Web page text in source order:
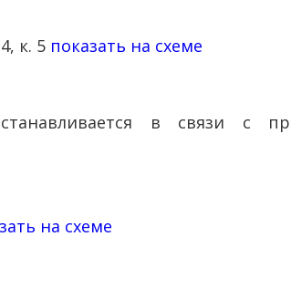
к. 5 показать на схеме
в связи с
на схеме